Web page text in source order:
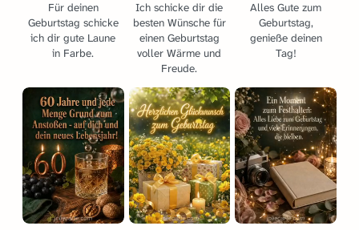
Für deinen
Geburtstag schicke
ich dir gute Laune
in Farbe.
Ich schicke dir die
besten Wünsche für
einen Geburtstag
voller Wärme und
Freude.
Alles Gute zum
Geburtstag,
genieße deinen
Tag!